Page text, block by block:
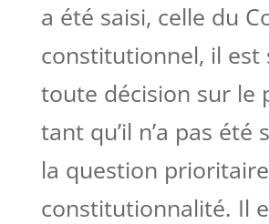
a été saisi, celle du
constitutionnel, il est
toute décision sur le
tant qu’il n’a pas été
la question
constitutionnalité. Il